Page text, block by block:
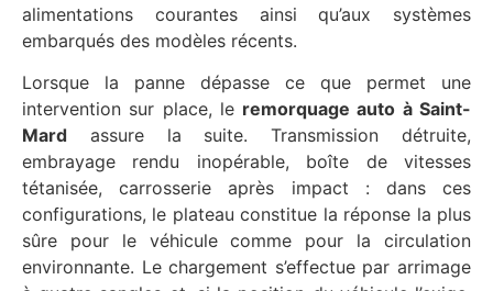
alimentations courantes ainsi qu’aux systèmes
embarqués des modèles récents.
Lorsque la panne dépasse ce que permet une
intervention sur place, le remorquage auto à Saint-
Mard assure la suite. Transmission détruite,
embrayage rendu inopérable, boîte de vitesses
tétanisée, carrosserie après impact : dans ces
configurations, le plateau constitue la réponse la plus
sûre pour le véhicule comme pour la circulation
environnante. Le chargement s’effectue par arrimage